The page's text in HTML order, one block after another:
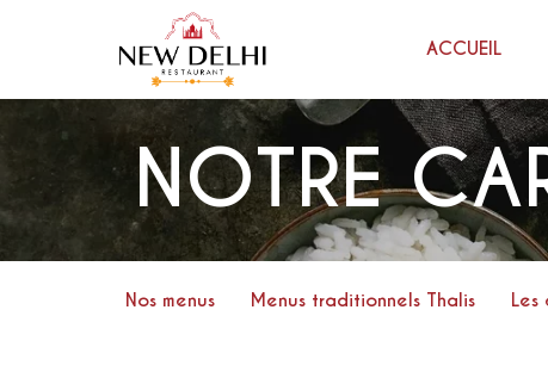
ACCUEIL
NOTRE
Nos menus Menus traditionnels Thalis Les